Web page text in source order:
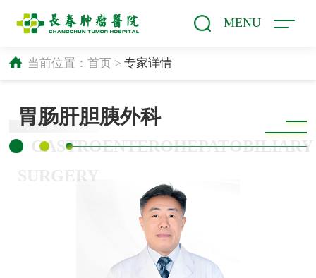
MENU
当前位置： 首页> 专家详情
胃肠肝胆胰外科
GASTROENTEROHEPATOBILIARY
SURGERY